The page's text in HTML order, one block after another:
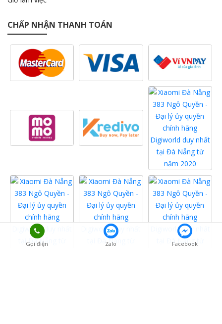
CHẤP NHẬN THANH TOÁN
Gọi điện Zalo Facebook